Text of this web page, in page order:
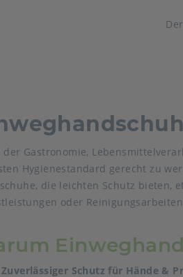
der Gastronomie,
Hygienestandard gerecht zu
die leichten Schutz bieten,
oder
Zuverlässiger Schutz für Hände &